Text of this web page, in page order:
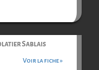
Sablais
Voir la fiche »